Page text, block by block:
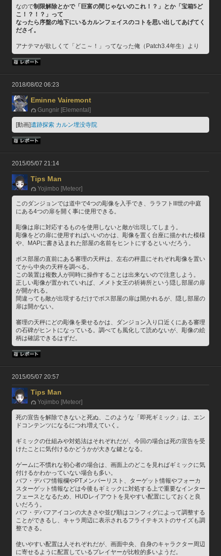
なので制限解除とかで「巨富の間じゃないのこれ！？」とか「宝箱5ど
こ！？！？」って
なったら序盤の地下にいるカルンフェイスのコトを思い出してあげてく
ださイ。
アナテマが欲しくて「どこ～！」ってなった俺（Patch3.4年生）より
2018/08/02 06:23
Eminne Vairemont
Gungnir [Elemental]
[動画]遺跡探索 カルン埋没寺院
2015/05/07 21:14
Tips Man
Yojimbo [Meteor]
このダンジョンでは道中で4つの彫像を入手でき、ララフトIII世の中庭
にある4つの扉を開く事に使用できる。
彫像は扉に対応するものを使用しないと敵が出現してしまう。
彫像をどの扉に使用すればいいのかは、彫像を置く台座に描かれた模様
や、MAPに書き込まれた部屋の名前をヒントにするといいだろう。
ボス部屋の直前にある審理の天秤は、左右の秤皿にそれぞれ彫像を置い
てから中央の天秤を調べる。
この装置は複数人が同時に操作することは出来ないので注意しよう。
正しい彫像が置かれていれば、メメト女王の祈祷所という隠し部屋の扉
が開かれる。
間違っても敵が出現するだけでボス部屋の扉は開かれるが、隠し部屋の
扉は開かない。
審理の天秤にどの彫像を乗せるかは、ダンジョン入り口近くにある審理
の石碑がヒントになっている。調べても風化して読めないが、彫像の絵
柄は確認できるはずだ。
2015/05/07 20:57
Tips Man
Yojimbo [Meteor]
死の宣告を解除できないと死ぬ、このような「即死ギミック」は、エン
ドコンテンツになるにつれ増えていく。
ギミックの仕組みや対処法はそれぞれだが、今回の場合は死の宣告を受
けたことに気付けるかどうかが大きな鍵となる。
ゲームに不慣れな初心者の場合は、画面上のどこを見ればギミックに気
付けるかわかっていない場合も多い。
バフ・デバフ情報欄やPTメンバーリスト、ターゲット情報やフォーカ
スターゲット情報などは今後もギミックに対処する上で重要なインター
フェースとなるため、HUDレイアウトを見やすい配置にしておくと良
いだろう。
バフ・デバフアイコンの大きさや並び順はコンフィグによって調整する
ことができるし、キャラ周辺に表示されるフライテキストのサイズも調
整できる。
使いやすい配置は人それぞれだが、画面中央、自身のキャラクター周辺
に寄せるように配置しているプレイヤーが比較的多いようだ。